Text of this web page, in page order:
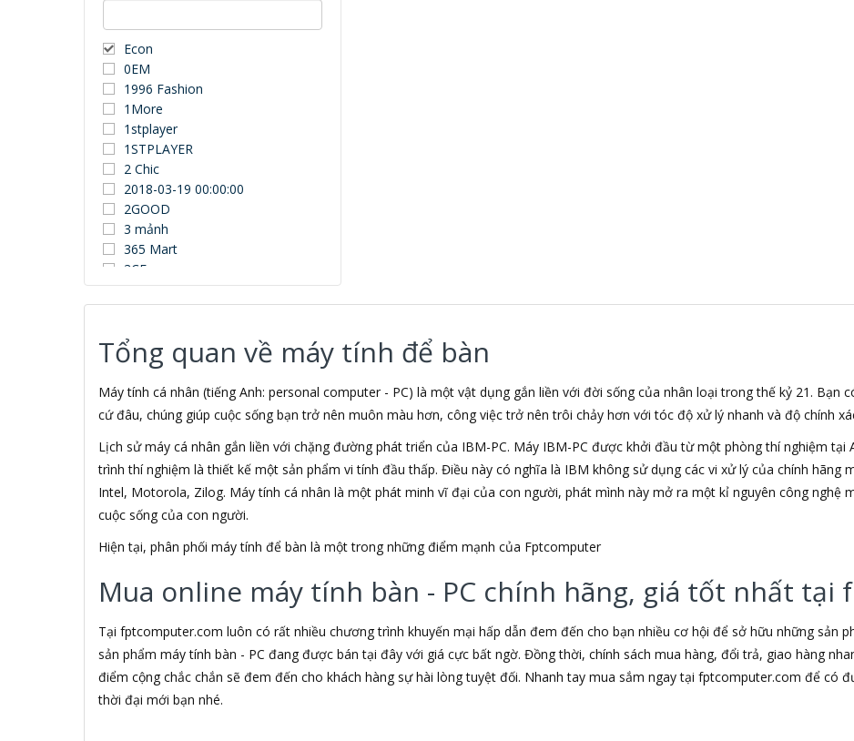
Econ
0EM
1996 Fashion
1More
1stplayer
1STPLAYER
2 Chic
2018-03-19 00:00:00
2GOOD
3 mảnh
365 Mart
3CE
3Dconnexion
3DUN
3M
3NOD
3OneData
4D
5ASYSTEMS
7Gift Shop
8848
A 100+
A Bonne
A Brand
A & T
Aardvark
Abel
Abo
ACASIS
Acatel
Acbel
Tổng quan về máy tính để bàn
Máy tính cá nhân (tiếng Anh: personal computer - PC) là một vật dụng gắn liền với đời sống của nhân loại trong thế kỷ 21. Bạn
cứ đâu, chúng giúp cuộc sống bạn trở nên muôn màu hơn, công việc trở nên trôi chảy hơn với tóc độ xử lý nhanh và độ chính
Lịch sử máy cá nhân gắn liền với chặng đường phát triển của IBM-PC. Máy IBM-PC được khởi đầu từ một phòng thí nghiệm tại
trình thí nghiệm là thiết kế một sản phẩm vi tính đầu thấp. Điều này có nghĩa là IBM không sử dụng các vi xử lý của chính hãng
Intel, Motorola, Zilog. Máy tính cá nhân là một phát minh vĩ đại của con người, phát mình này mở ra một kỉ nguyên công nghệ
cuộc sống của con người.
Hiện tại, phân phối máy tính để bàn là một trong những điểm mạnh của Fptcomputer
Mua online máy tính bàn - PC chính hãng, giá tốt nhất tại
Tại fptcomputer.com luôn có rất nhiều chương trình khuyến mại hấp dẫn đem đến cho bạn nhiều cơ hội để sở hữu những sản
sản phẩm máy tính bàn - PC đang được bán tại đây với giá cực bất ngờ. Đồng thời, chính sách mua hàng, đổi trả, giao hàng
điểm cộng chắc chắn sẽ đem đến cho khách hàng sự hài lòng tuyệt đối. Nhanh tay mua sắm ngay tại fptcomputer.com để có
thời đại mới bạn nhé.